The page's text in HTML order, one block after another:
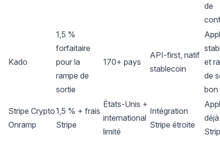
de
Kado
1,5 %
forfaitaire
pour la
rampe de
sortie
170+ pays
API-first, natif
stablecoin
et
de
bon
Stripe Crypto
Onramp
1,5 % + frais
Stripe
États-Unis +
international
limité
Intégration
Stripe étroite